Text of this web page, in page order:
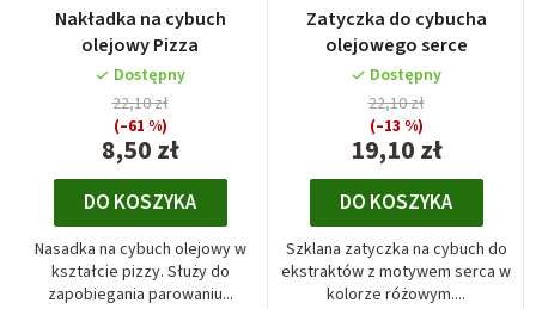
Nakładka na cybuch
olejowy Pizza
Dostępny
8,50 zł
22,10 zł
(–61 %)
DO KOSZYKA
Nasadka na cybuch olejowy w
kształcie pizzy. Służy do
zapobiegania parowaniu...
Zatyczka do cybucha
olejowego serce
Dostępny
19,10 zł
22,10 zł
(–13 %)
DO KOSZYKA
Szklana zatyczka na cybuch do
ekstraktów z motywem serca w
kolorze różowym....